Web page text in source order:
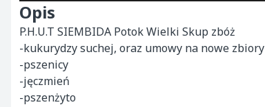
Opis
P.H.U.T SIEMBIDA Potok Wielki Skup zbóż
-kukurydzy suchej, oraz umowy na nowe zbiory
-pszenicy
-jęczmień
-pszenżyto